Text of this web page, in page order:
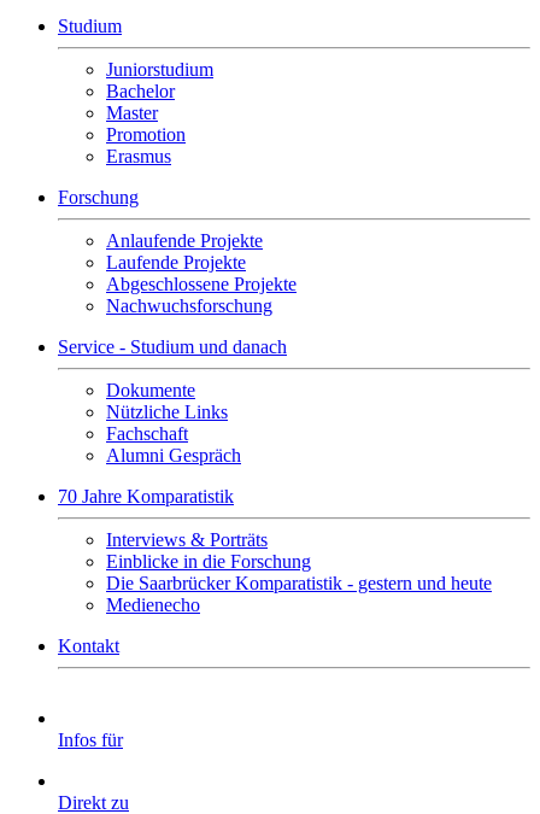
Studium
Juniorstudium
Bachelor
Master
Promotion
Erasmus
Forschung
Anlaufende Projekte
Laufende Projekte
Abgeschlossene Projekte
Nachwuchsforschung
Service - Studium und danach
Dokumente
Nützliche Links
Fachschaft
Alumni Gespräch
70 Jahre Komparatistik
Interviews & Porträts
Einblicke in die Forschung
Die Saarbrücker Komparatistik - gestern und heute
Medienecho
Kontakt
Infos für
Direkt zu